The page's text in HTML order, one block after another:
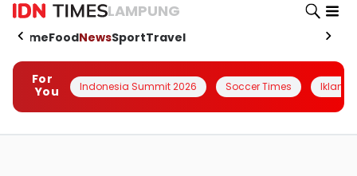
LAMPUNG
HomeFoodNewsSportTravel
For
You
Indonesia Summit 2026 Soccer Times Iklanin